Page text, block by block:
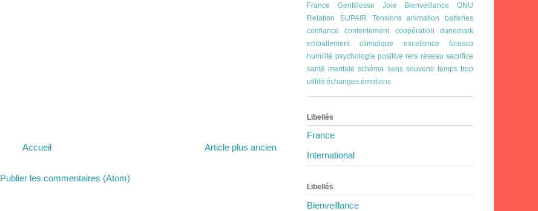
Article plus ancien
Accueil
Publier les commentaires (Atom)
France
Gentillesse Joie Bienveillance
ONU
Relation
SUPAIR Tensions animation
batteries
confiance
contentement coopération
danemark
emballement climatique
excellence
foresco
humilité psychologie positive rers réseau sacrifice
santé mentale schéma sens souvenir temps trop
utilité échanges émotions
Libellés
France
International
Libellés
Bienveillance